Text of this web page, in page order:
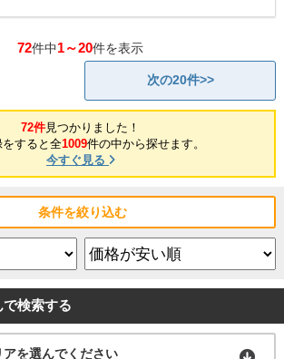
72件中1～20件を表示
次の20件>>
72件見つかりました！
をすると全1009件の中から探せます。
今すぐ見る
条件を絞り込む
で検索する
アを選んでください